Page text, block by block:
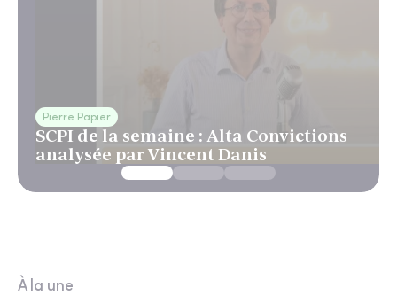
Pierre Papier
SCPI de la semaine : Alta Convictions
analysée par Vincent Danis
À la une